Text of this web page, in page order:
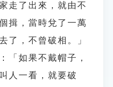
走了出來，就由不
揖，當時兌了一萬
了，不曾破相。」
「如果不戴帽子，
人一看，就要破